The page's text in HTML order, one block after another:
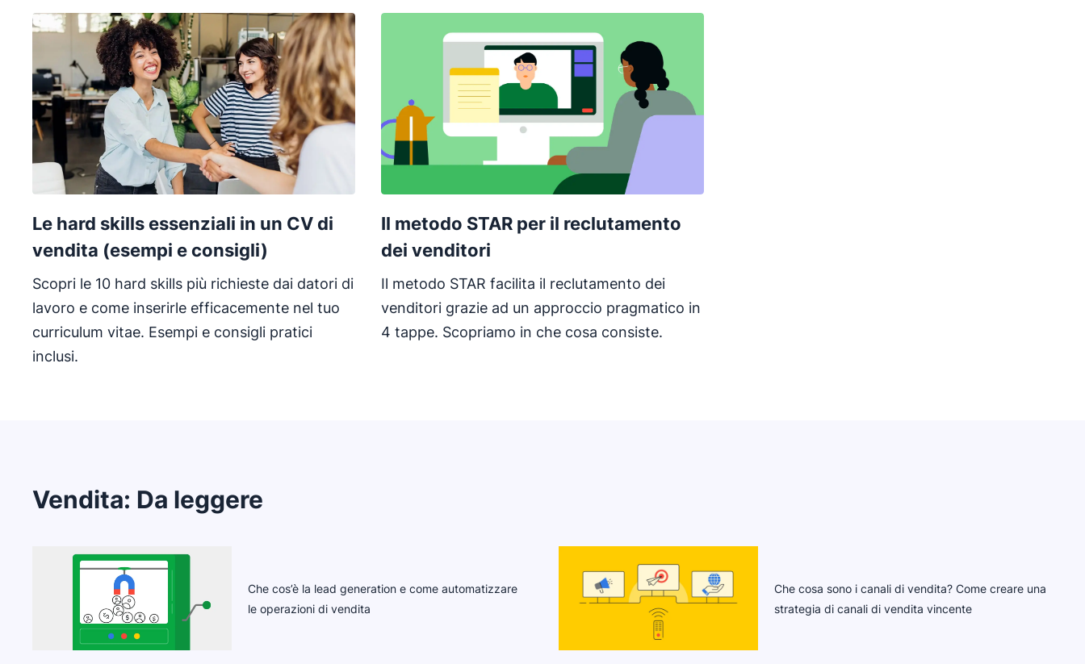
Le hard skills essenziali in un CV di
vendita (esempi e consigli)
Scopri le 10 hard skills più richieste dai datori di
lavoro e come inserirle efficacemente nel tuo
curriculum vitae. Esempi e consigli pratici
inclusi.
Il metodo STAR per il reclutamento
dei venditori
Il metodo STAR facilita il reclutamento dei
venditori grazie ad un approccio pragmatico in
4 tappe. Scopriamo in che cosa consiste.
Vendita: Da leggere
Che cos’è la lead generation e come automatizzare
le operazioni di vendita
Che cosa sono i canali di vendita? Come creare una
strategia di canali di vendita vincente